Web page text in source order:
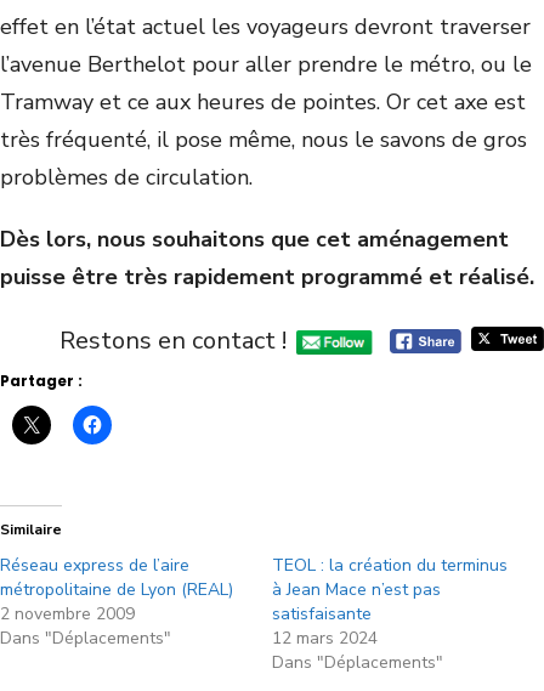
effet en l’état actuel les voyageurs devront traverser
l’avenue Berthelot pour aller prendre le métro, ou le
Tramway et ce aux heures de pointes. Or cet axe est
très fréquenté, il pose même, nous le savons de gros
problèmes de circulation.
Dès lors, nous souhaitons que cet aménagement
puisse être très rapidement programmé et réalisé.
Restons en contact !
Partager :
Similaire
Réseau express de l’aire
métropolitaine de Lyon (REAL)
2 novembre 2009
Dans "Déplacements"
TEOL : la création du terminus
à Jean Mace n’est pas
satisfaisante
12 mars 2024
Dans "Déplacements"